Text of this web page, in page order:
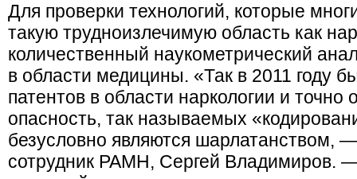
Для проверки технологий, которые
такую трудноизлечимую область как
количественный наукометрический
в области медицины. «Так в 2011 году
патентов в области наркологии и
опасность, так называемых
безусловно являются шарлатанством,
сотрудник РАМН, Сергей Владимиров.